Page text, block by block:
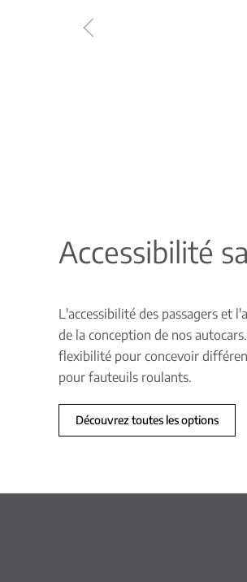
Accessibilité
L'accessibilité des passagers et
de la conception de nos
flexibilité pour concevoir
pour fauteuils roulants.
Découvrez toutes les options